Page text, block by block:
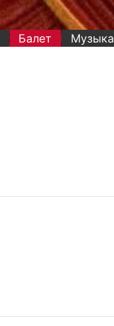
Балет (current)
Музыка